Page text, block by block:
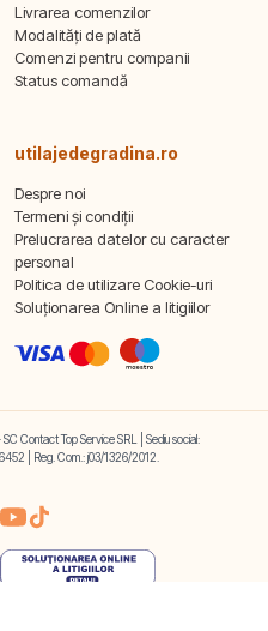
Livrarea comenzilor
Modalități de plată
Comenzi pentru companii
Status comandă
utilajedegradina.ro
Despre noi
Termeni și condiții
Prelucrarea datelor cu caracter
personal
Politica de utilizare Cookie-uri
Soluționarea Online a litigiilor
SC Contact Top Service SRL | Sediu social:
| Reg. Com.: j03/1326/2012.